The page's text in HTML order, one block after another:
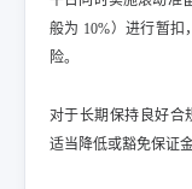
般为 10%）进行暂
险。
对于长期保持良好合
适当降低或豁免保证